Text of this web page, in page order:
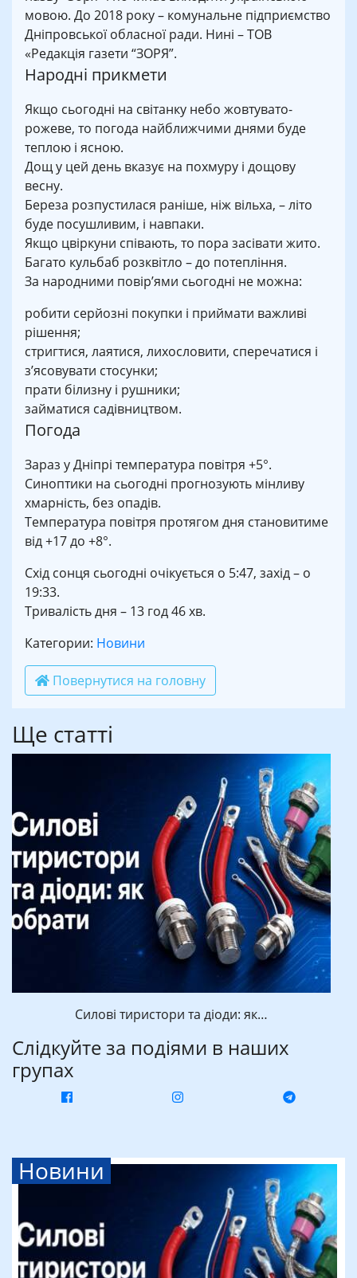
мовою. До 2018 року – комунальне підприємство
Дніпровської обласної ради. Нині – ТОВ
«Редакція газети “ЗОРЯ”.
Народні прикмети
Якщо сьогодні на світанку небо жовтувато-
рожеве, то погода найближчими днями буде
теплою і ясною.
Дощ у цей день вказує на похмуру і дощову
весну.
Береза розпустилася раніше, ніж вільха, – літо
буде посушливим, і навпаки.
Якщо цвіркуни співають, то пора засівати жито.
Багато кульбаб розквітло – до потепління.
За народними повір’ями сьогодні не можна:
робити серйозні покупки і приймати важливі
рішення;
стригтися, лаятися, лихословити, сперечатися і
з’ясовувати стосунки;
прати білизну і рушники;
займатися садівництвом.
Погода
Зараз у Дніпрі температура повітря +5°.
Синоптики на сьогодні прогнозують мінливу
хмарність, без опадів.
Температура повітря протягом дня становитиме
від +17 до +8°.
Схід сонця сьогодні очікується о 5:47, захід – о
19:33.
Тривалість дня – 13 год 46 хв.
Категории: Новини
Повернутися на головну
Ще статті
Силові тиристори та діоди: як…
Слідкуйте за подіями в наших
групах
Новини